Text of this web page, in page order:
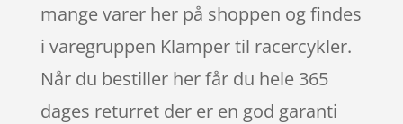
mange varer her på shoppen og findes
i varegruppen Klamper til racercykler.
Når du bestiller her får du hele 365
dages returret der er en god garanti